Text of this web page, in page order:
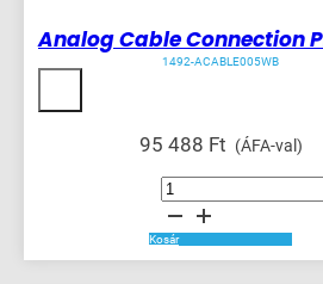
Analog Cable Connection
1492-ACABLE005WB
95 488 Ft (ÁFA-val)
Analog
Cable
Connection
Products
mennyiség
Kosár